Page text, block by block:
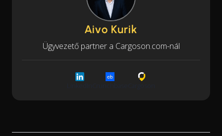
Aivo Kurik
Ügyvezető partner a Cargoson.com-nál